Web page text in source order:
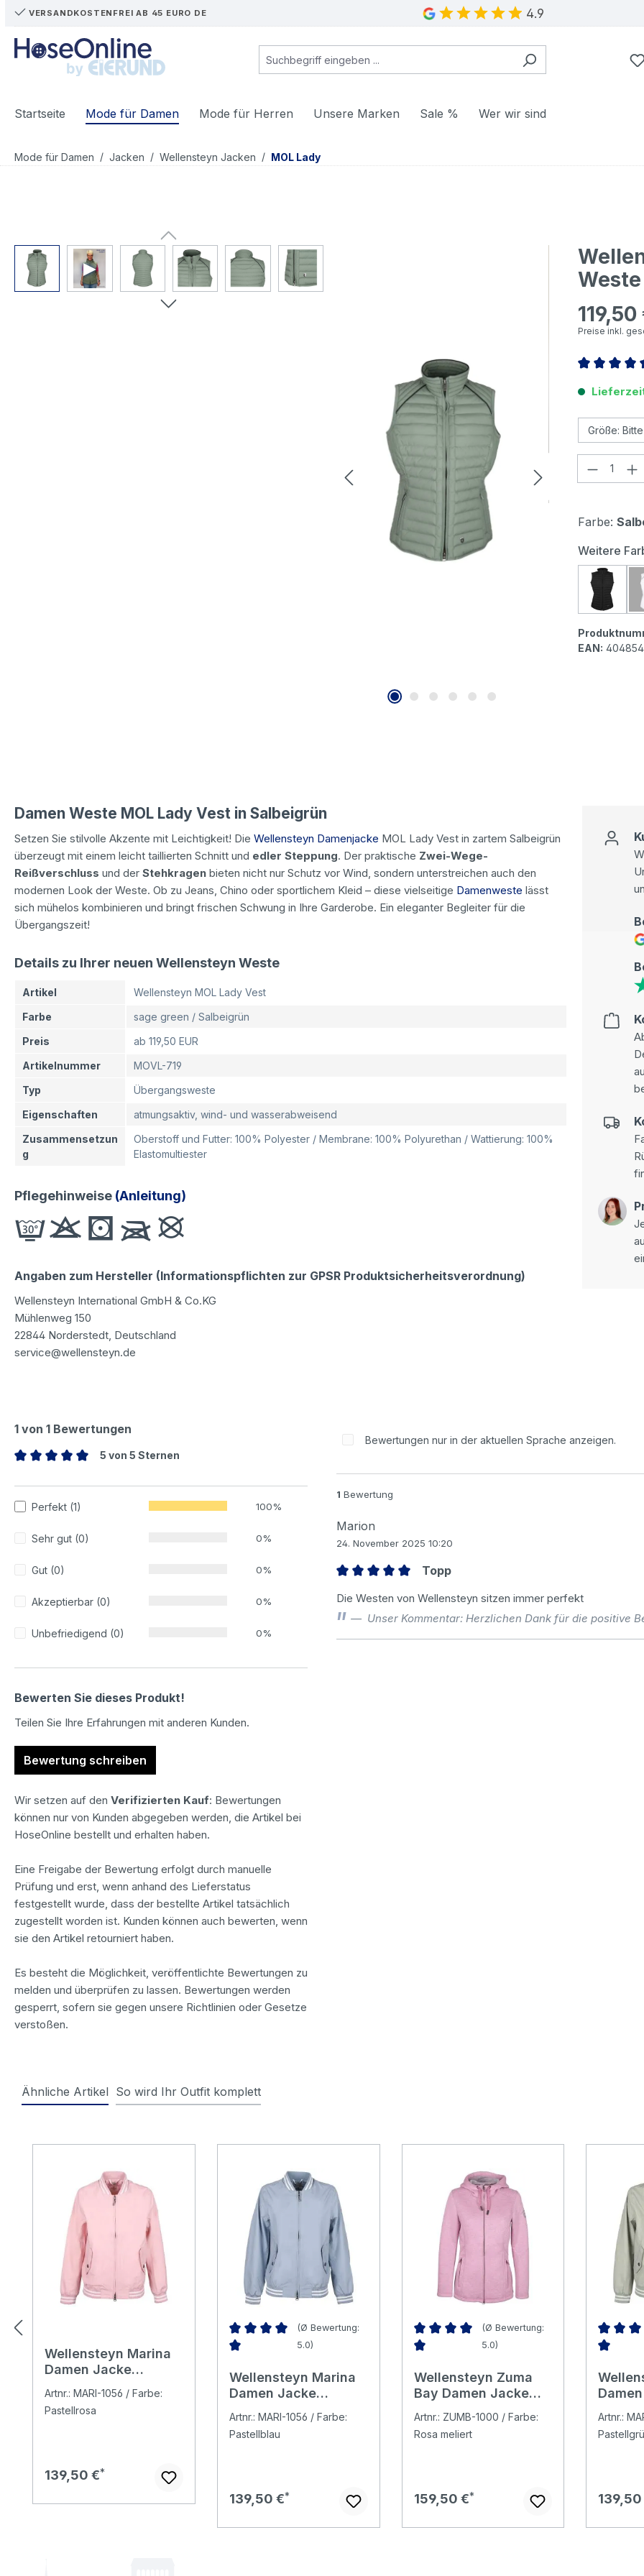
Hauptinhalt springen
Zur Suche springen
Zur Hauptnavigation springen
VERSANDKOSTENFREI AB 45 EURO DE 4.9
Startseite Mode für Damen Mode für Herren Unsere Marken Sale % Wer wir sind
Mode für Damen / Jacken / Wellensteyn Jacken / MOL Lady
Bildergalerie überspringen
Regulärer
119,50
Preise inkl.
Farbe:
Weitere
EAN:
Damen Weste MOL Lady Vest in Salbeigrün
Setzen Sie stilvolle Akzente mit Leichtigkeit! Die Wellensteyn Damenjacke MOL Lady Vest in zartem Salbeigrün
überzeugt mit einem leicht taillierten Schnitt und edler Steppung. Der praktische Zwei-Wege-
Reißverschluss und der Stehkragen bieten nicht nur Schutz vor Wind, sondern unterstreichen auch den
modernen Look der Weste. Ob zu Jeans, Chino oder sportlichem Kleid – diese vielseitige Damenweste lässt
sich mühelos kombinieren und bringt frischen Schwung in Ihre Garderobe. Ein eleganter Begleiter für die
Übergangszeit!
Details zu Ihrer neuen Wellensteyn Weste
Artikel
Wellensteyn MOL Lady Vest
Farbe
sage green / Salbeigrün
Preis
ab 119,50 EUR
Artikelnummer
MOVL-719
Typ
Übergangsweste
Eigenschaften
atmungsaktiv, wind- und wasserabweisend
Zusammensetzun
g
Oberstoff und Futter: 100% Polyester / Membrane: 100% Polyurethan / Wattierung: 100%
Elastomultiester
Pflegehinweise (Anleitung)
Angaben zum Hersteller (Informationspflichten zur GPSR Produktsicherheitsverordnung)
Wellensteyn International GmbH & Co.KG
Mühlenweg 150
22844 Norderstedt, Deutschland
service@wellensteyn.de
1 von 1 Bewertungen
5 von 5 Sternen
Perfekt (1) 100%
Sehr gut (0) 0%
Gut (0) 0%
Akzeptierbar (0) 0%
Unbefriedigend (0) 0%
Bewerten Sie dieses Produkt!
Teilen Sie Ihre Erfahrungen mit anderen Kunden.
Bewertung schreiben
Wir setzen auf den Verifizierten Kauf: Bewertungen
können nur von Kunden abgegeben werden, die Artikel bei
HoseOnline bestellt und erhalten haben.
Eine Freigabe der Bewertung erfolgt durch manuelle
Prüfung und erst, wenn anhand des Lieferstatus
festgestellt wurde, dass der bestellte Artikel tatsächlich
zugestellt worden ist. Kunden können auch bewerten, wenn
sie den Artikel retourniert haben.
Es besteht die Möglichkeit, veröffentlichte Bewertungen zu
melden und überprüfen zu lassen. Bewertungen werden
gesperrt, sofern sie gegen unsere Richtlinien oder Gesetze
verstoßen.
Bewertungen nur in der aktuellen Sprache anzeigen.
1 Bewertung
Marion
24. November 2025 10:20
Topp
Die Westen von Wellensteyn sitzen immer perfekt
Unser Kommentar: Herzlichen Dank für die positive
Ähnliche Artikel So wird Ihr Outfit komplett
Wellensteyn Marina
Damen Jacke
Artnr.: MARI-1056 / Farbe:
Pastellrosa
Regulärer Preis:
139,50 €
(Ø Bewertung:
5.0)
Wellensteyn Marina
Damen Jacke
Artnr.: MARI-1056 / Farbe:
Pastellblau
Regulärer Preis:
139,50 €
(Ø Bewertung:
5.0)
Wellensteyn Zuma
Bay Damen Jacke
Artnr.: ZUMB-1000 / Farbe:
Rosa meliert
Regulärer Preis:
159,50 €
Artnr.: